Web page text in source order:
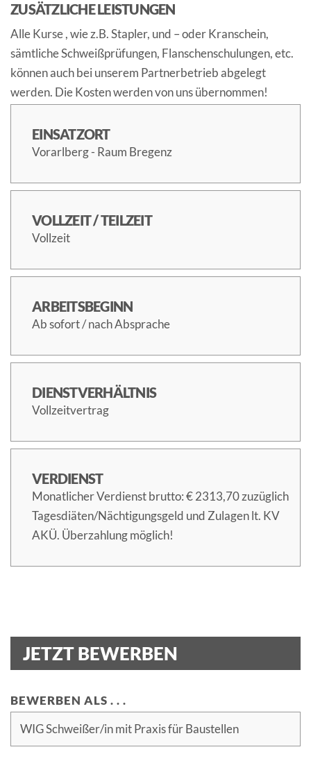
ZUSÄTZLICHE LEISTUNGEN
Alle Kurse , wie z.B. Stapler, und – oder Kranschein,
sämtliche Schweißprüfungen, Flanschenschulungen, etc.
können auch bei unserem Partnerbetrieb abgelegt
werden. Die Kosten werden von uns übernommen!
EINSATZORT
Vorarlberg - Raum Bregenz
VOLLZEIT / TEILZEIT
Vollzeit
ARBEITSBEGINN
Ab sofort / nach Absprache
DIENSTVERHÄLTNIS
Vollzeitvertrag
VERDIENST
Monatlicher Verdienst brutto: € 2313,70 zuzüglich
Tagesdiäten/Nächtigungsgeld und Zulagen lt. KV
AKÜ. Überzahlung möglich!
JETZT BEWERBEN
BEWERBEN ALS . . .